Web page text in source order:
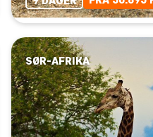
SØR-AFRIKA